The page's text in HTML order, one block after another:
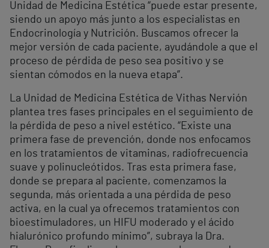
Unidad de Medicina Estética “puede estar presente,
siendo un apoyo más junto a los especialistas en
Endocrinología y Nutrición. Buscamos ofrecer la
mejor versión de cada paciente, ayudándole a que el
proceso de pérdida de peso sea positivo y se
sientan cómodos en la nueva etapa”.
La Unidad de Medicina Estética de Vithas Nervión
plantea tres fases principales en el seguimiento de
la pérdida de peso a nivel estético. “Existe una
primera fase de prevención, donde nos enfocamos
en los tratamientos de vitaminas, radiofrecuencia
suave y polinucleótidos. Tras esta primera fase,
donde se prepara al paciente, comenzamos la
segunda, más orientada a una pérdida de peso
activa, en la cual ya ofrecemos tratamientos con
bioestimuladores, un HIFU moderado y el ácido
hialurónico profundo mínimo”, subraya la Dra.